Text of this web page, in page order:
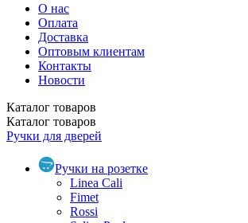
О нас
Оплата
Доставка
Оптовым клиентам
Контакты
Новости
Каталог товаров
Каталог товаров
Ручки для дверей
Ручки на розетке
Linea Cali
Fimet
Rossi